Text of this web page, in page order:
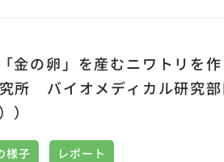
金の卵」を産むニワトリを
所 バイオメディカル研究
）
様子 レポート